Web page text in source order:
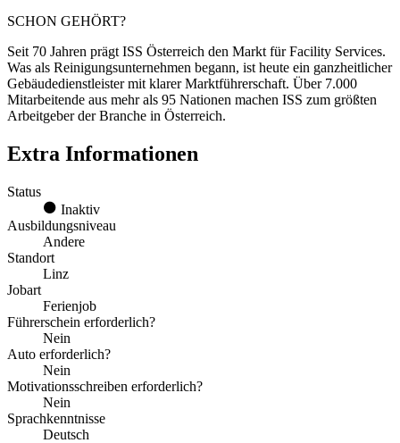
SCHON GEHÖRT?
Seit 70 Jahren prägt ISS Österreich den Markt für Facility Services.
Was als Reinigungsunternehmen begann, ist heute ein ganzheitlicher
Gebäudedienstleister mit klarer Marktführerschaft. Über 7.000
Mitarbeitende aus mehr als 95 Nationen machen ISS zum größten
Arbeitgeber der Branche in Österreich.
Extra Informationen
Status
Inaktiv
Ausbildungsniveau
Andere
Standort
Linz
Jobart
Ferienjob
Führerschein erforderlich?
Nein
Auto erforderlich?
Nein
Motivationsschreiben erforderlich?
Nein
Sprachkenntnisse
Deutsch